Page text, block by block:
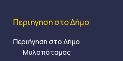
Περιήγηση στο Δήμο
Περιήγηση στο Δήμο
Μυλοπόταμος